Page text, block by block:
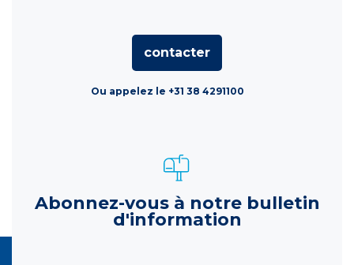
contacter
Ou appelez le +31 38 4291100
Abonnez-vous à notre bulletin
d'information